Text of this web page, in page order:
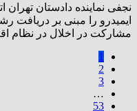
نجفی نماینده دادستان
مشارکت در اخلال در نظام
1
2
3
…
53